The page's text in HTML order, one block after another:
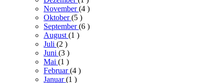
November(4 )
Oktober(5 )
September(6 )
August(1 )
Juli (2 )
Juni (3 )
Mai (1 )
Februar(4 )
Januar(1 )